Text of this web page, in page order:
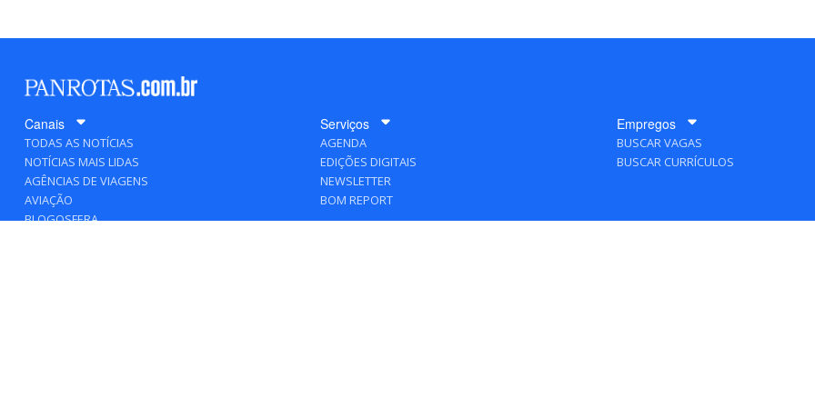
Canais
TODAS AS NOTÍCIAS
NOTÍCIAS MAIS LIDAS
AGÊNCIAS DE VIAGENS
AVIAÇÃO
BLOGOSFERA
Serviços
AGENDA
EDIÇÕES DIGITAIS
NEWSLETTER
BOM REPORT
Empregos
BUSCAR VAGAS
BUSCAR CURRÍCULOS